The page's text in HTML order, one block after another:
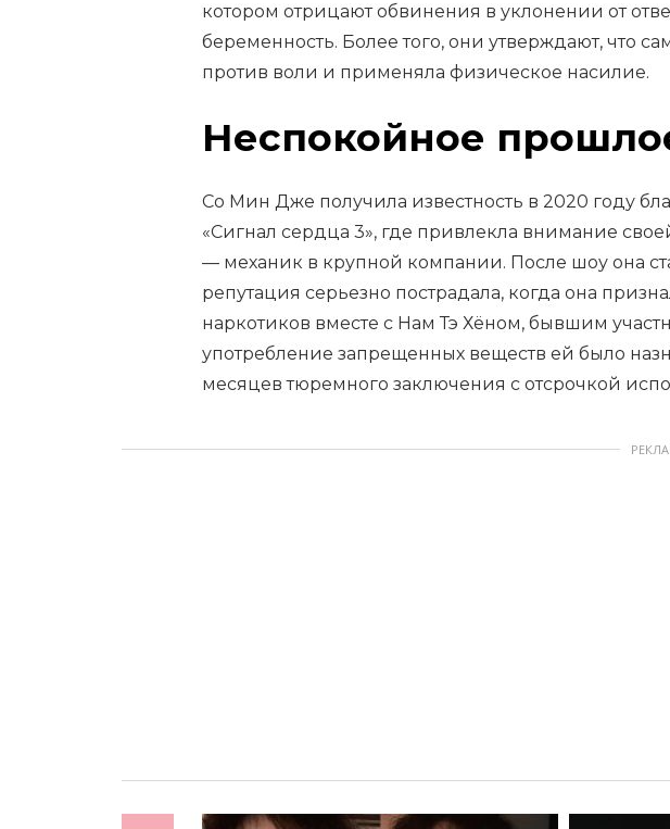
котором отрицают обвинения в уклонении от
беременность. Более того, они утверждают, что
против воли и применяла физическое насилие.
Неспокойное
Со Мин Дже получила известность в 2020 году
«Сигнал сердца 3», где привлекла внимание
— механик в крупной компании. После шоу она
репутация серьезно пострадала, когда она
наркотиков вместе с Нам Тэ Хёном, бывшим
употребление запрещенных веществ ей было
месяцев тюремного заключения с отсрочкой